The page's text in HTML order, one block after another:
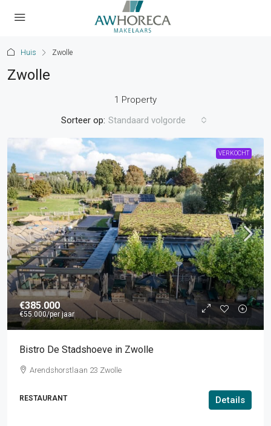
Huis Zwolle
Zwolle
1 Property
Sorteer op: Standaard volgorde
VERKOCHT
€385.000
€55.000/per jaar
Bistro De Stadshoeve in Zwolle
Arendshorstlaan 23 Zwolle
RESTAURANT Details